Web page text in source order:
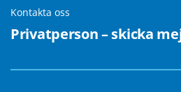
Kontakta oss
Privatperson – skicka